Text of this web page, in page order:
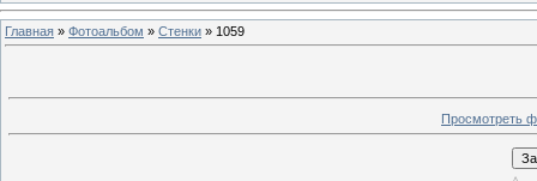
Главная » Фотоальбом » Стенки » 1059
Просмотреть